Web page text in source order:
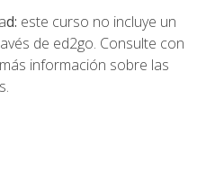
d: este curso no incluye un
de ed2go. Consulte con
información sobre las